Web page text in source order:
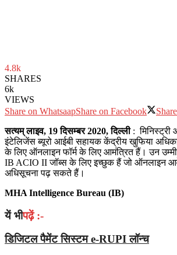
4.8k
SHARES
6k
VIEWS
Share on WhatsaapShare on Facebook
सत्‍यम् लाइव, 19 दिसम्बर 2020, दिल्ली:
इंटेलिजेंस ब्यूरो आईबी सहायक केंद्रीय खुफिया
के लिए ऑनलाइन फॉर्म के लिए आमंत्रित हैं। उन
IB ACIO II जॉब्स के लिए इच्छुक हैं जो ऑनलाइन
अधिसूचना पढ़ सकते हैं।
MHA Intelligence Bureau (IB)
यें भीपढ़ें :-
डिजिटल पैमेंट सिस्टम e-RUPI लॉन्च